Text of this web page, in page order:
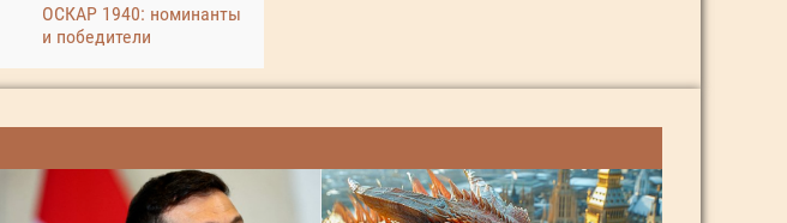
ОСКАР 1940: номинанты
и победители